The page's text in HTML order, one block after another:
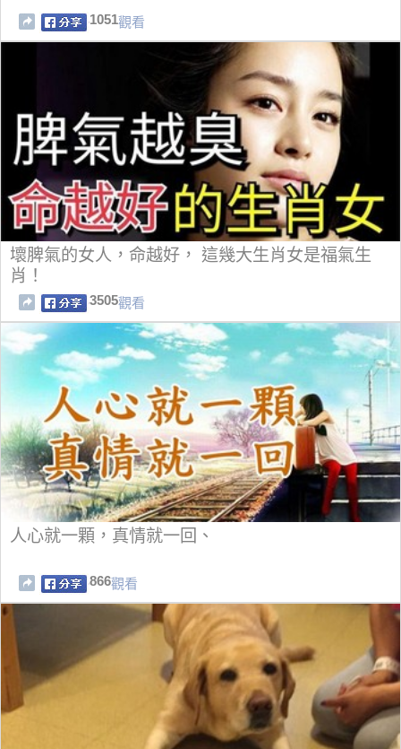
1051觀看
壞脾氣的女人，命越好， 這幾大生肖女是福氣生
肖！
3505觀看
人心就一顆，真情就一回、
866觀看